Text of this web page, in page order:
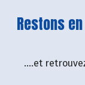
Restons
....et